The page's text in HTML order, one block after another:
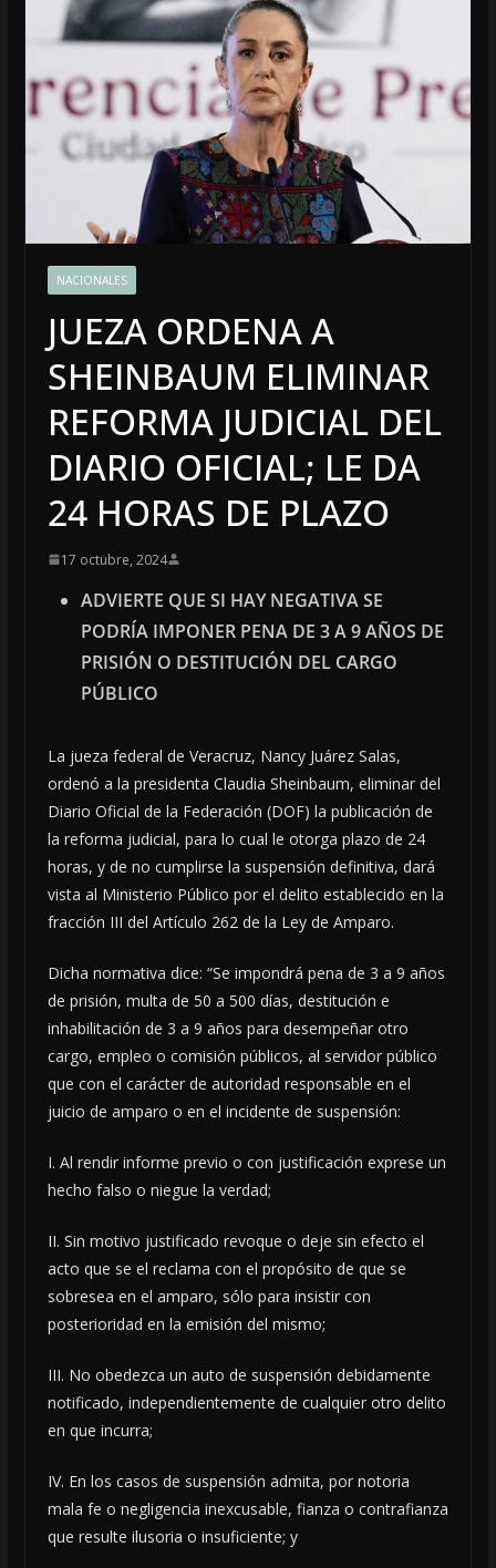
NACIONALES
JUEZA ORDENA A
SHEINBAUM ELIMINAR
REFORMA JUDICIAL DEL
DIARIO OFICIAL; LE DA
24 HORAS DE PLAZO
17 octubre, 2024
ADVIERTE QUE SI HAY NEGATIVA SE
PODRÍA IMPONER PENA DE 3 A 9 AÑOS DE
PRISIÓN O DESTITUCIÓN DEL CARGO
PÚBLICO
La jueza federal de Veracruz, Nancy Juárez Salas,
ordenó a la presidenta Claudia Sheinbaum, eliminar del
Diario Oficial de la Federación (DOF) la publicación de
la reforma judicial, para lo cual le otorga plazo de 24
horas, y de no cumplirse la suspensión definitiva, dará
vista al Ministerio Público por el delito establecido en la
fracción III del Artículo 262 de la Ley de Amparo.
Dicha normativa dice: “Se impondrá pena de 3 a 9 años
de prisión, multa de 50 a 500 días, destitución e
inhabilitación de 3 a 9 años para desempeñar otro
cargo, empleo o comisión públicos, al servidor público
que con el carácter de autoridad responsable en el
juicio de amparo o en el incidente de suspensión:
I. Al rendir informe previo o con justificación exprese un
hecho falso o niegue la verdad;
II. Sin motivo justificado revoque o deje sin efecto el
acto que se el reclama con el propósito de que se
sobresea en el amparo, sólo para insistir con
posterioridad en la emisión del mismo;
III. No obedezca un auto de suspensión debidamente
notificado, independientemente de cualquier otro delito
en que incurra;
IV. En los casos de suspensión admita, por notoria
mala fe o negligencia inexcusable, fianza o contrafianza
que resulte ilusoria o insuficiente; y